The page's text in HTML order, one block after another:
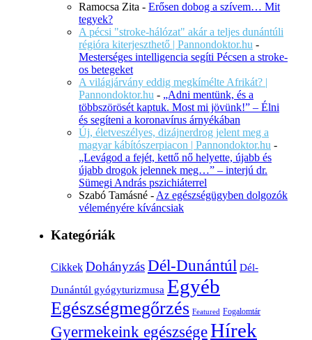
Ramocsa Zita - Erősen dobog a szívem… Mit
tegyek?
A pécsi "stroke-hálózat" akár a teljes dunántúli
régióra kiterjeszthető | Pannondoktor.hu -
Mesterséges intelligencia segíti Pécsen a stroke-
os betegeket
A világjárvány eddig megkímélte Afrikát? |
Pannondoktor.hu - „Adni mentünk, és a
többszörösét kaptuk. Most mi jövünk!” – Élni
és segíteni a koronavírus árnyékában
Új, életveszélyes, dizájnerdrog jelent meg a
magyar kábítószerpiacon | Pannondoktor.hu -
„Levágod a fejét, kettő nő helyette, újabb és
újabb drogok jelennek meg…” – interjú dr.
Sümegi András pszichiáterrel
Szabó Tamásné - Az egészségügyben dolgozók
véleményére kíváncsiak
Kategóriák
Cikkek DohányzásDél-Dunántúl Dél-
Dunántúl gyógyturizmusa Egyéb
Egészségmegőrzés Featured Fogalomtár
Gyermekeink egészségeHírek